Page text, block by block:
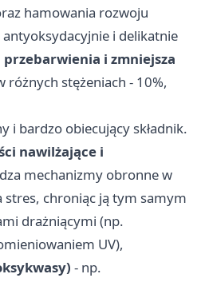
hamowania rozwoju
antyoksydacyjnie i delikatnie
przebarwienia i zmniejsza
różnych stężeniach - 10%,
i bardzo obiecujący składnik.
nawilżające i
mechanizmy obronne w
stres, chroniąc ją tym samym
drażniącymi (np.
UV),
- np.